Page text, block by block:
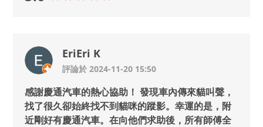
EriEri K
評論於 2024-11-20 15:50
感謝慶通汽車的熱心協助！ 發現車內傳來貓叫聲，
找了很久卻始終找不到貓咪的蹤影。幸運的是，附
近剛好有慶通汽車。在向他們求助後，所有師傅全